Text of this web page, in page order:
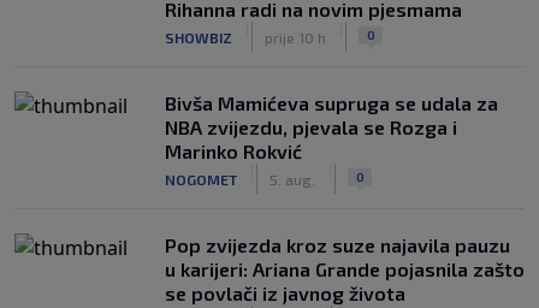
Rihanna radi na novim pjesmama
SHOWBIZ prije 10 h 0
Bivša Mamićeva supruga se udala za
NBA zvijezdu, pjevala se Rozga i
Marinko Rokvić
NOGOMET 5. aug. 0
Pop zvijezda kroz suze najavila pauzu
u karijeri: Ariana Grande pojasnila zašto
se povlači iz javnog života